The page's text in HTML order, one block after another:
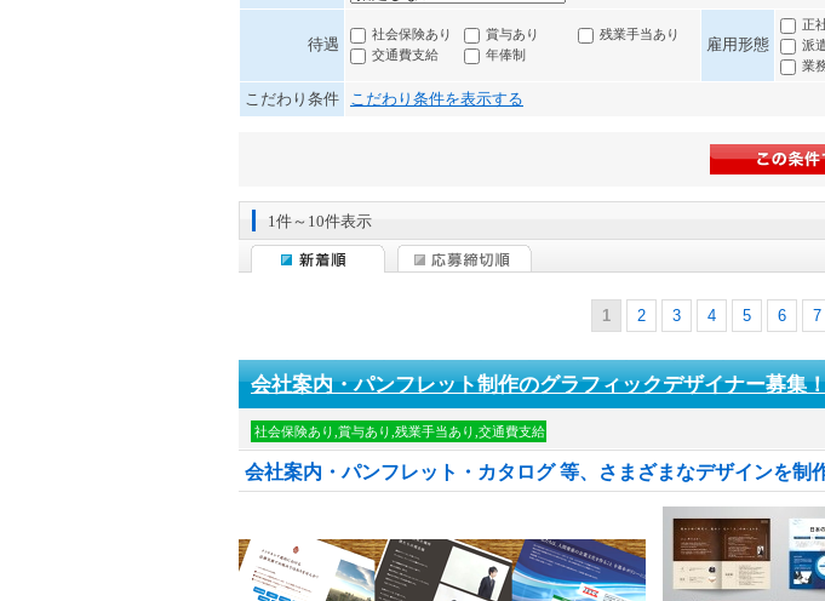
待遇
社会保険あり 賞与あり
残業手当あり
交通費支給
年俸制
雇用形態
正
派
業
こだわり条件 こだわり条件を表示する
1件～10件表示
1 2 3 4 5 6 7
会社案内・パンフレット制作のグラフィックデザイナー募集
社会保険あり,賞与あり,残業手当あり,交通費支給
会社案内・パンフレット・カタログ 等、さまざまなデザインを制